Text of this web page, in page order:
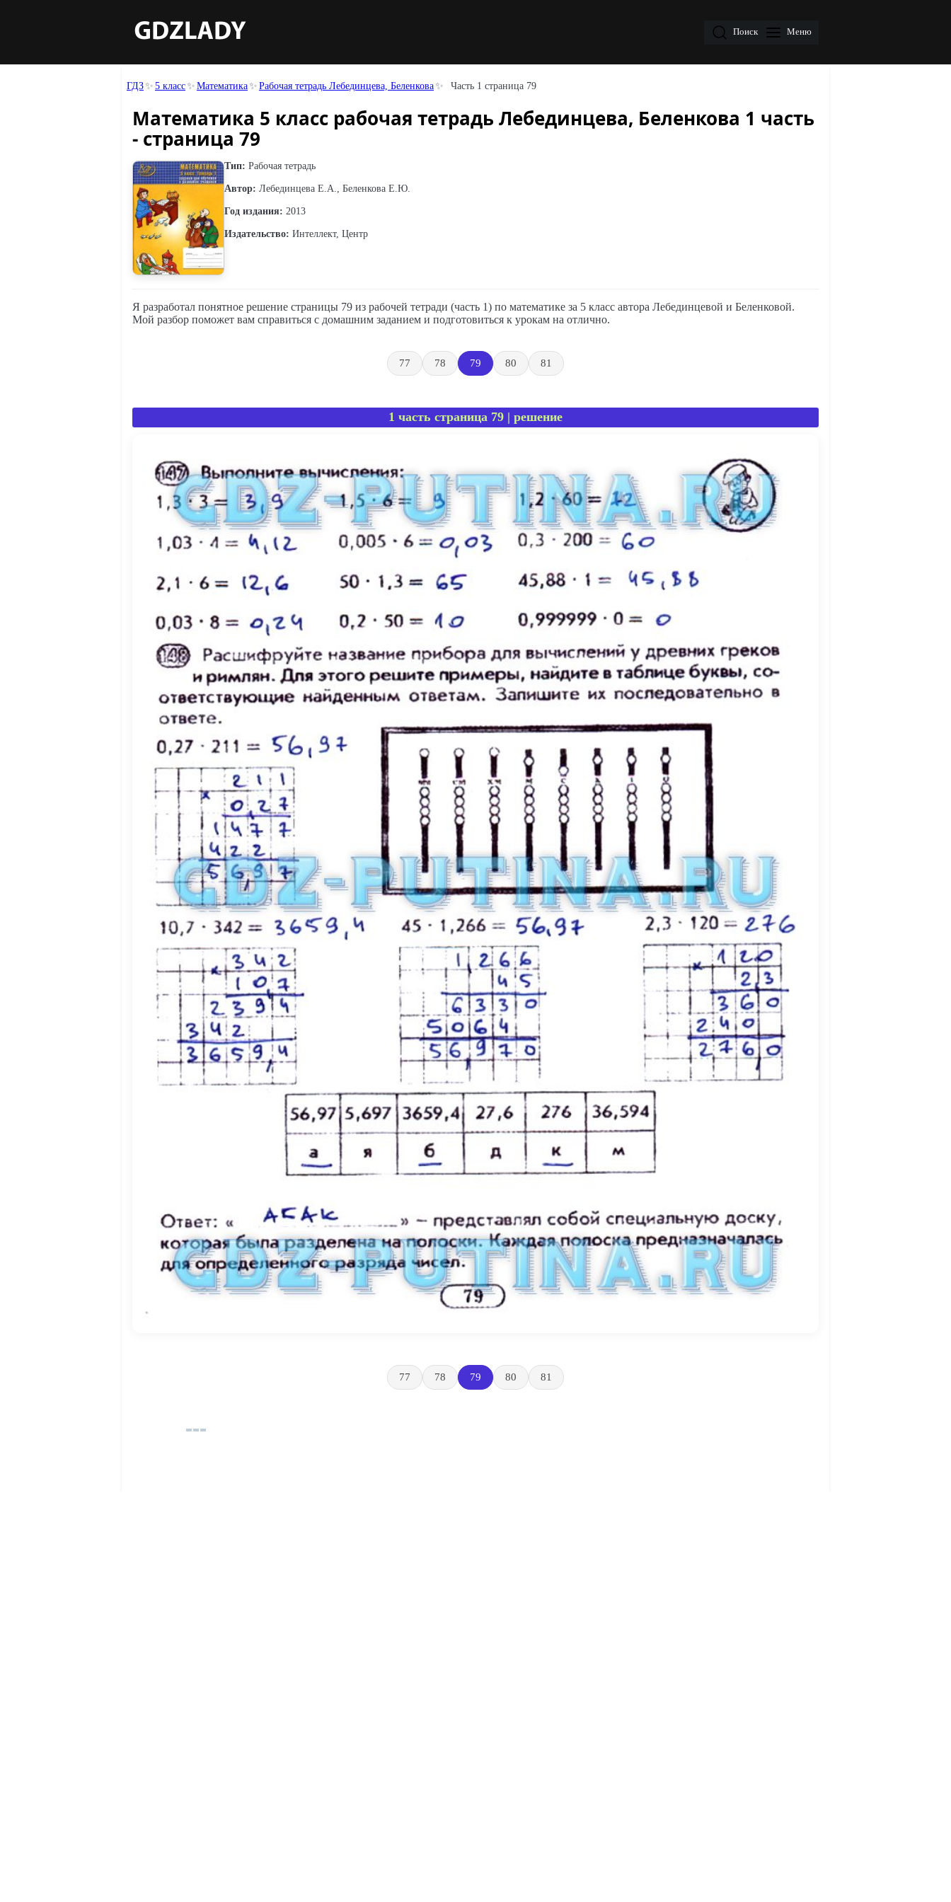
Поиск Меню
ГДЗ 5 класс Математика Рабочая тетрадь Лебединцева, Беленкова Часть 1 страница 79
Математика 5 класс рабочая тетрадь Лебединцева, Беленкова 1 часть
- страница 79
Тип: Рабочая тетрадь
Автор: Лебединцева Е.А., Беленкова Е.Ю.
Год издания: 2013
Издательство: Интеллект, Центр
Я разработал понятное решение страницы 79 из рабочей тетради (часть 1) по математике за 5 класс автора Лебединцевой и Беленковой.
Мой разбор поможет вам справиться с домашним заданием и подготовиться к урокам на отлично.
77 78 79 80 81
1 часть страница 79 | решение
77 78 79 80 81